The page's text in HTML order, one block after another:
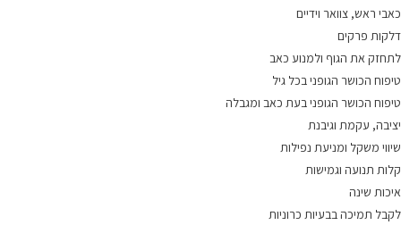
כאבי ראש, צוואר וידיים
דלקות פרקים
לתחזק את הגוף ולמנוע כאב
טיפוח הכושר הגופני בכל גיל
טיפוח הכושר הגופני בעת כאב ומגבלה
יציבה, עקמת וגיבנת
שיווי משקל ומניעת נפילות
קלות תנועה וגמישות
איכות שינה
לקבל תמיכה בבעיות כרוניות